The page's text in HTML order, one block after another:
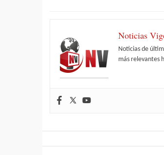
Noticias
Noticias de
más relevantes